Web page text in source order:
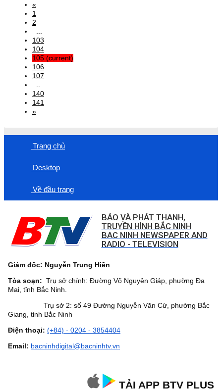
«
1
2
...
103
104
105 (current)
106
107
..
140
141
»
Trang chủ
Desktop
Về đầu trang
BÁO VÀ PHÁT THANH,
TRUYỀN HÌNH BẮC NINH
BAC NINH NEWSPAPER AND
RADIO - TELEVISION
Giám đốc: Nguyễn Trung Hiền
Tòa soạn: Trụ sở chính: Đường Võ Nguyên Giáp, phường Đa
Mai, tỉnh Bắc Ninh.
Trụ sở 2: số 49 Đường Nguyễn Văn Cừ, phường Bắc
Giang, tỉnh Bắc Ninh
Điện thoại: (+84) - 0204 - 3854404
Email: bacninhdigital@bacninhtv.vn
TẢI APP BTV PLUS